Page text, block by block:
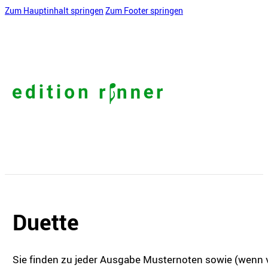
Zum Hauptinhalt springen Zum Footer springen
Duette
Sie finden zu jeder Ausgabe Musternoten sowie